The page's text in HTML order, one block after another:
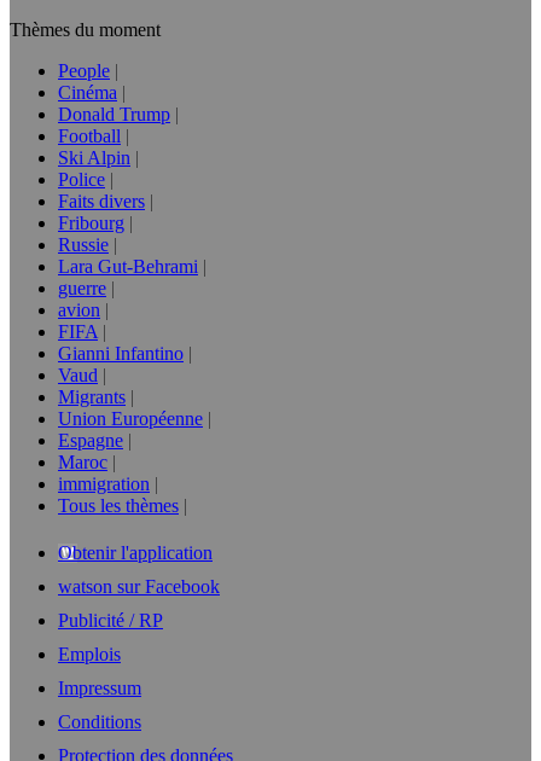
Thèmes du moment
People
Cinéma
Donald Trump
Football
Ski Alpin
Police
Faits divers
Fribourg
Russie
Lara Gut-Behrami
guerre
avion
FIFA
Gianni Infantino
Vaud
Migrants
Union Européenne
Espagne
Maroc
immigration
Tous les thèmes
Obtenir l'application
watson sur Facebook
Publicité / RP
Emplois
Impressum
Conditions
Protection des données